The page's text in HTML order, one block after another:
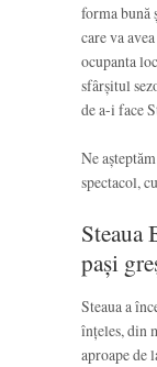
forma bună
care va
ocupanta
sfârșitul
de a-i face
Ne
spectacol,
Steaua
pași
Steaua a
înțeles, din
aproape de